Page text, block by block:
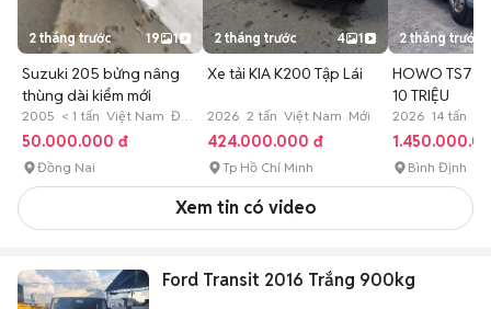
2 tháng trước 19 1
Suzuki 205 bửng nâng
thùng dài kiểm mới
2005 < 1 tấn Việt Nam Đã
sử dụng
50.000.000 đ
Đồng Nai
2 tháng trước 4 1
Xe tải KIA K200 Tập Lái
2026 2 tấn Việt Nam Mới
424.000.000 đ
Tp Hồ Chí Minh
2 tháng trước
HOWO TS7
10 TRIỆU
2026 14 tấn
Quốc Mới
Bình Định
Xem tin có video
Ford Transit 2016 Trắng 900kg